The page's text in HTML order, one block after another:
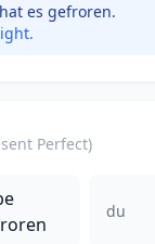
es gefroren.
Perfect)
du